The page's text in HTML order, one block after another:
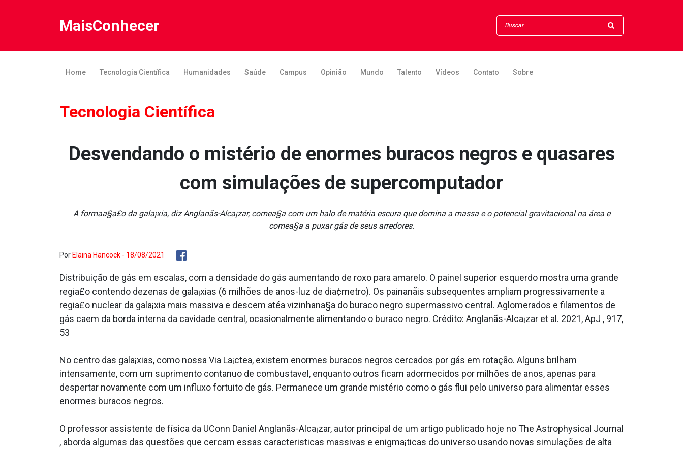
MaisConhecer
Home Tecnologia Científica Humanidades Saúde Campus Opinião Mundo Talento Vídeos Contato Sobre
Tecnologia Científica
Desvendando o mistério de enormes buracos negros e quasares
com simulações de supercomputador
A formaa§a£o da gala¡xia, diz Anglanãs-Alca¡zar, comea§a com um halo de matéria escura que domina a massa e o potencial gravitacional na área e
comea§a a puxar gás de seus arredores.
Por Elaina Hancock - 18/08/2021
Distribuição de gás em escalas, com a densidade do gás aumentando de roxo para amarelo. O painel superior esquerdo mostra uma grande
regia£o contendo dezenas de gala¡xias (6 milhões de anos-luz de dia¢metro). Os painanãis subsequentes ampliam progressivamente a
regia£o nuclear da gala¡xia mais massiva e descem atéa vizinhana§a do buraco negro supermassivo central. Aglomerados e filamentos de
gás caem da borda interna da cavidade central, ocasionalmente alimentando o buraco negro. Crédito: Anglanãs-Alca¡zar et al. 2021, ApJ , 917,
53
No centro das gala¡xias, como nossa Via La¡ctea, existem enormes buracos negros cercados por gás em rotação. Alguns brilham
intensamente, com um suprimento conta­nuo de combusta­vel, enquanto outros ficam adormecidos por milhões de anos, apenas para
despertar novamente com um influxo fortuito de gás. Permanece um grande mistério como o gás flui pelo universo para alimentar esses
enormes buracos negros.
O professor assistente de física da UConn Daniel Anglanãs-Alca¡zar, autor principal de um artigo publicado hoje no The Astrophysical Journal
, aborda algumas das questões que cercam essas caracteri­sticas massivas e enigma¡ticas do universo usando novas simulações de alta